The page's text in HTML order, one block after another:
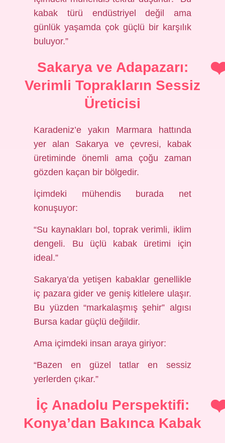
kabak türü endüstriyel değil ama
günlük yaşamda çok güçlü bir karşılık
buluyor.”
Sakarya ve Adapazarı:
Verimli Toprakların Sessiz
Üreticisi
Karadeniz’e yakın Marmara hattında
yer alan Sakarya ve çevresi, kabak
üretiminde önemli ama çoğu zaman
gözden kaçan bir bölgedir.
İçimdeki mühendis burada net
konuşuyor:
“Su kaynakları bol, toprak verimli, iklim
dengeli. Bu üçlü kabak üretimi için
ideal.”
Sakarya’da yetişen kabaklar genellikle
iç pazara gider ve geniş kitlelere ulaşır.
Bu yüzden “markalaşmış şehir” algısı
Bursa kadar güçlü değildir.
Ama içimdeki insan araya giriyor:
“Bazen en güzel tatlar en sessiz
yerlerden çıkar.”
İç Anadolu Perspektifi:
Konya’dan Bakınca Kabak